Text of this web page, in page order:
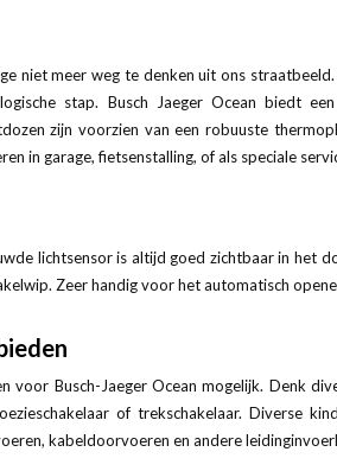
niet meer weg te denken uit ons
stap. Busch Jaeger Ocean biedt
zijn voorzien van een robuuste
in garage, fietsenstalling, of als speciale
lichtsensor is altijd goed zichtbaar in het
Zeer handig voor het automatisch
voor Busch-Jaeger Ocean mogelijk. Denk
of trekschakelaar. Diverse
kabeldoorvoeren en andere